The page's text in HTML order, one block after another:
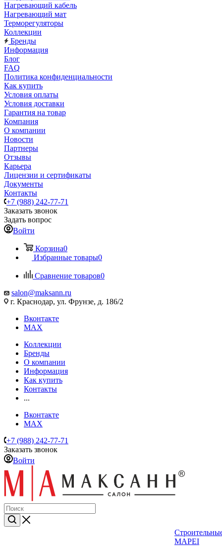
Нагревающий кабель
Нагревающий мат
Терморегуляторы
Коллекции
Бренды
Информация
Блог
FAQ
Политика конфиденциальности
Как купить
Условия оплаты
Условия доставки
Гарантия на товар
Компания
О компании
Новости
Партнеры
Отзывы
Карьера
Лицензии и сертификаты
Документы
Контакты
+7 (988) 242-77-71
Заказать звонок
Задать вопрос
Войти
Корзина0
Избранные товары0
Сравнение товаров0
salon@maksann.ru
г. Краснодар, ул. Фрунзе, д. 186/2
Вконтакте
MAX
Коллекции
Бренды
О компании
Информация
Как купить
Контакты
...
Вконтакте
MAX
+7 (988) 242-77-71
Заказать звонок
Войти
MAPEI